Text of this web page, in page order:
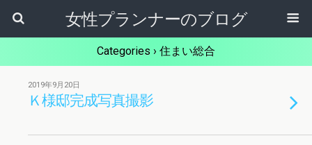
女性プランナーのブログ
Categories › 住まい総合
2019年9月20日
Ｋ様邸完成写真撮影